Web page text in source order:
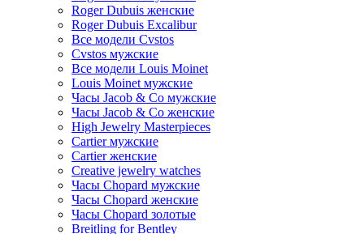
Roger Dubuis женские
Roger Dubuis Excalibur
Все модели Cvstos
Cvstos мужские
Все модели Louis Moinet
Louis Moinet мужские
Часы Jacob & Co мужские
Часы Jacob & Co женские
High Jewelry Masterpieces
Cartier мужские
Cartier женские
Creative jewelry watches
Часы Chopard мужские
Часы Сhopard женские
Часы Сhopard золотые
Breitling for Bentley